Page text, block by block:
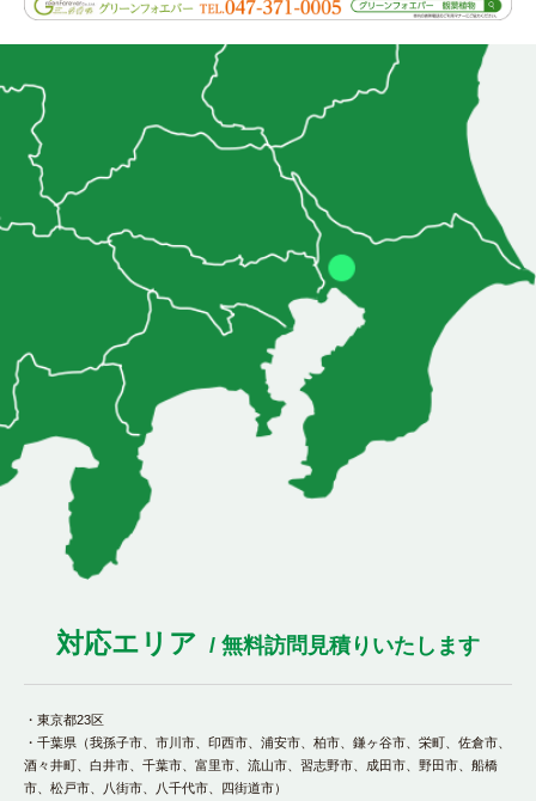
対応エリア / 無料訪問見積りいたします
・東京都23区
・千葉県（我孫子市、市川市、印西市、浦安市、柏市、鎌ヶ谷市、栄町、佐倉市、
酒々井町、白井市、千葉市、富里市、流山市、習志野市、成田市、野田市、船橋
市、松戸市、八街市、八千代市、四街道市）